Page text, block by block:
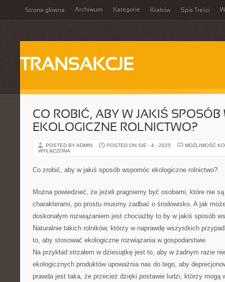
Strona główna Archiwum Kategorie Kraków Spis Treści
TRANSAKCJE
CO ROBIĆ, ABY W JAKIŚ
EKOLOGICZNE ROLNICTWO?
POSTED BY ADMIN POSTED ON SIE - 4 - 2025
MOŻLIWOŚĆ
WYŁĄCZONA
Co zrobić, aby w jakiś sposób wspomóc ekologiczne rolnictwo?
Można powiedzieć, że jeżeli pragniemy być osobami, które nie
charakterami, po prostu musimy zadbać o środowisko. A jak
doskonałym rozwiązaniem jest chociażby to by w jakiś sposób
Naturalnie takich rolników, którzy w naprawdę wszystkich
to, aby stosować ekologiczne rozwiązania w gospodarstwie.
Na przykład strzałem w dziesiątkę jest to, aby w żadnym razie
ekologicznych produktów upoważnia nas do tego, aby
prawda jest taka, że przecież dzięki postawie ludzi, którzy mogą